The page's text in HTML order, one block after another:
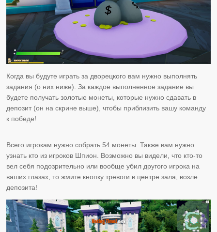
Когда вы будуте играть за дворецкого вам нужно выполнять
задания (о них ниже). За каждое выполненное задание вы
будете получать золотые монеты, которые нужно сдавать в
депозит (он на скрине выше), чтобы приблизить вашу команду
к победе!
Всего игрокам нужно собрать 54 монеты. Также вам нужно
узнать кто из игроков Шпион. Возможно вы видели, что кто-то
вел себя подозрительно или вообще убил другого игрока на
ваших глазах, то жмите кнопку тревоги в центре зала, возле
депозита!